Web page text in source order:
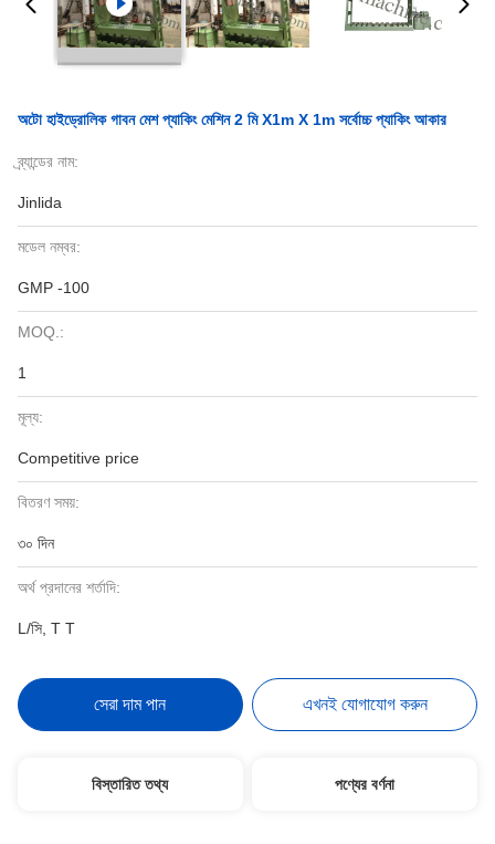
অটো হাইড্রোলিক গাবন মেশ প্যাকিং মেশিন 2 মি X1m X 1m সর্বোচ্চ প্যাকিং আকার
ব্র্যান্ডের নাম:
Jinlida
মডেল নম্বর:
GMP -100
MOQ.:
1
মূল্য:
Competitive price
বিতরণ সময়:
৩০ দিন
অর্থ প্রদানের শর্তাদি:
L/সি, T T
সেরা দাম পান এখনই যোগাযোগ করুন
বিস্তারিত তথ্য পণ্যের বর্ণনা